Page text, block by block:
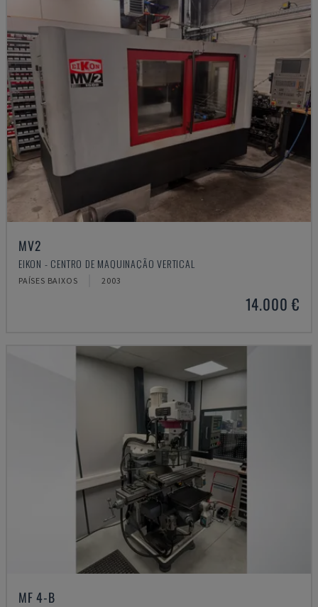
MV2
EIKON - CENTRO DE MAQUINAÇÃO VERTICAL
PAÍSES BAIXOS 2003
14.000 €
MF 4-B